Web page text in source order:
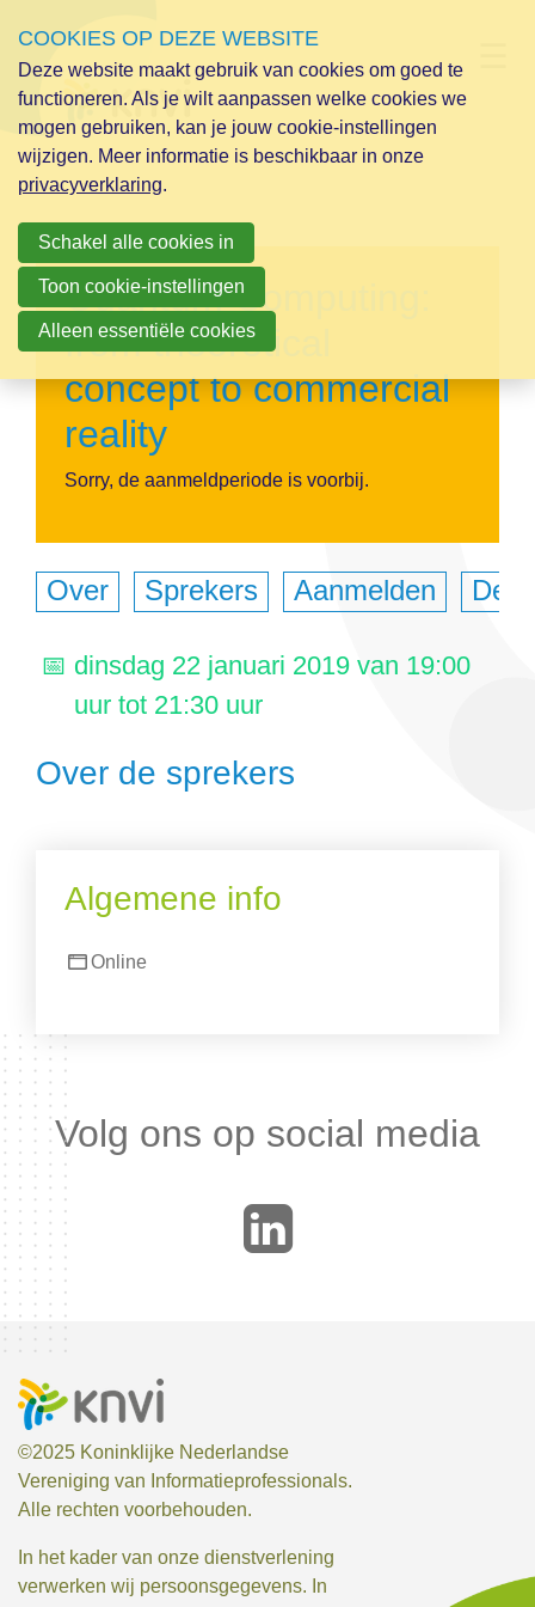
Quantum Computing:
from theoretical
concept to commercial
reality
Aanmelden
Sorry, de aanmeldperiode is voorbij.
Over Sprekers Aanmelden
dinsdag 22 januari 2019 van 19:00
uur tot 21:30 uur
Over de sprekers
Algemene info
Online
Volg ons op social media
©2025 Koninklijke Nederlandse
Vereniging van Informatieprofessionals.
Alle rechten voorbehouden.
In het kader van onze dienstverlening
verwerken wij persoonsgegevens. In
COOKIES OP DEZE WEBSITE
Deze website maakt gebruik van cookies om goed te
functioneren. Als je wilt aanpassen welke cookies we
mogen gebruiken, kan je jouw cookie-instellingen
wijzigen. Meer informatie is beschikbaar in onze
privacyverklaring.
Schakel alle cookies in
Toon cookie-instellingen
Alleen essentiële cookies